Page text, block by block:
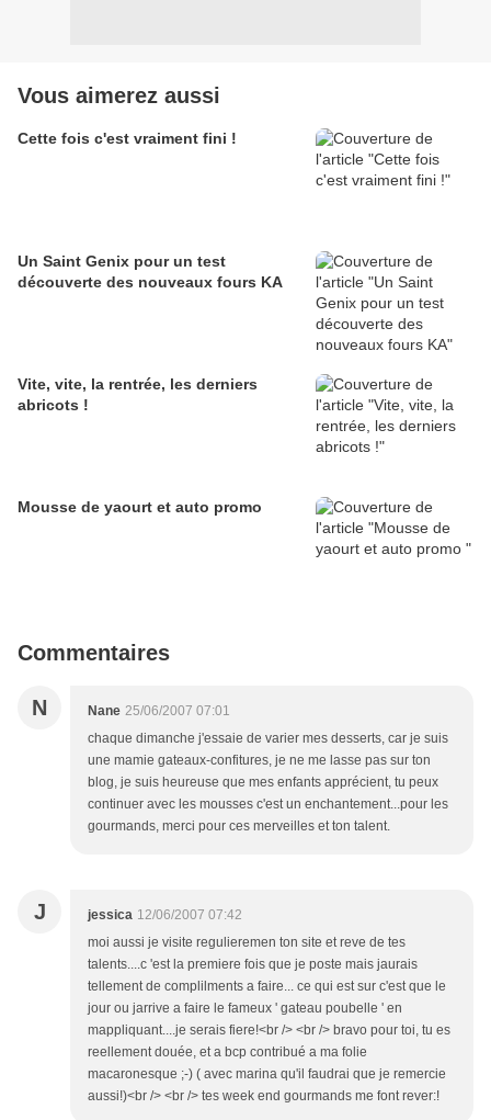
Vous aimerez aussi
Cette fois c'est vraiment fini !
Un Saint Genix pour un test
découverte des nouveaux fours KA
Vite, vite, la rentrée, les derniers
abricots !
Mousse de yaourt et auto promo
Commentaires
N Nane 25/06/2007 07:01
chaque dimanche j'essaie de varier mes desserts, car je suis
une mamie gateaux-confitures, je ne me lasse pas sur ton
blog, je suis heureuse que mes enfants apprécient, tu peux
continuer avec les mousses c'est un enchantement...pour les
gourmands, merci pour ces merveilles et ton talent.
J jessica 12/06/2007 07:42
moi aussi je visite regulieremen ton site et reve de tes
talents....c 'est la premiere fois que je poste mais jaurais
tellement de complilments a faire... ce qui est sur c'est que le
jour ou jarrive a faire le fameux ' gateau poubelle ' en
mappliquant....je serais fiere!<br /> <br /> bravo pour toi, tu es
reellement douée, et a bcp contribué a ma folie
macaronesque ;-) ( avec marina qu'il faudrai que je remercie
aussi!)<br /> <br /> tes week end gourmands me font rever:!